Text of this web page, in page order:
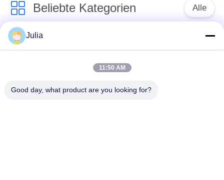
Beliebte Kategorien Alle
Defensive Sperre
Mit Sand gefüllte
Julia
11:50 AM
Good day, what product are you looking for?